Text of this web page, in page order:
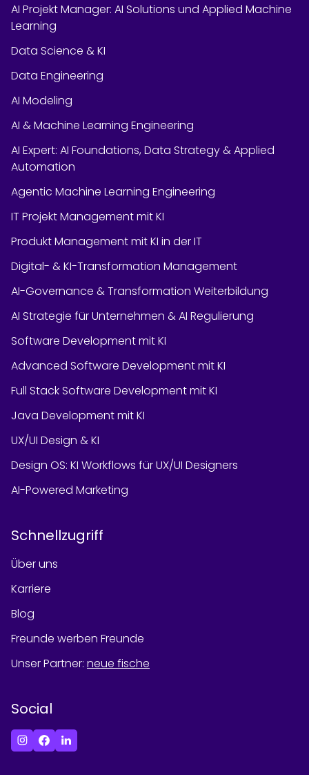
AI Projekt Manager: AI Solutions und Applied Machine
Learning
Data Science & KI
Data Engineering
AI Modeling
AI & Machine Learning Engineering
AI Expert: AI Foundations, Data Strategy & Applied
Automation
Agentic Machine Learning Engineering
IT Projekt Management mit KI
Produkt Management mit KI in der IT
Digital- & KI-Transformation Management
AI-Governance & Transformation Weiterbildung
AI Strategie für Unternehmen & AI Regulierung
Software Development mit KI
Advanced Software Development mit KI
Full Stack Software Development mit KI
Java Development mit KI
UX/UI Design & KI
Design OS: KI Workflows für UX/UI Designers
AI-Powered Marketing
Schnellzugriff
Über uns
Karriere
Blog
Freunde werben Freunde
Unser Partner: neue fische
Social